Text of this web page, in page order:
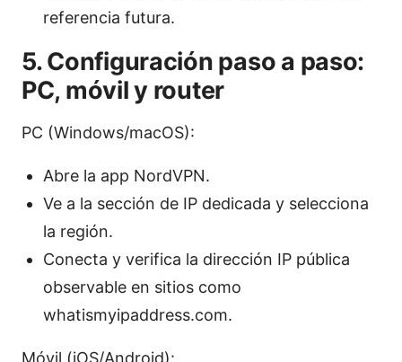
referencia futura.
5. Configuración paso a paso:
PC, móvil y router
PC (Windows/macOS):
Abre la app NordVPN.
Ve a la sección de IP dedicada y selecciona
la región.
Conecta y verifica la dirección IP pública
observable en sitios como
whatismyipaddress.com.
Móvil (iOS/Android):